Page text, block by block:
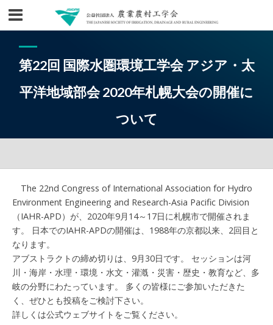
第22回 国際水圏環境工学会 アジア・太
平洋地域部会 2020年札幌大会の開催に
ついて
The 22nd Congress of International Association for Hydro
Environment Engineering and Research-Asia Pacific Division
（IAHR-APD）が、2020年9月14～17日に札幌市で開催されま
す。 日本でのIAHR-APDの開催は、1988年の京都以来、2回目と
なります。
アブストラクトの締め切りは、9月30日です。 セッションは河
川・海岸・水理・環境・水文・灌漑・災害・歴史・教育など、多
岐の分野にわたっています。 多くの皆様にご参加いただきた
く、ぜひとも投稿をご検討下さい。
詳しくは公式ウェブサイトをご覧ください。